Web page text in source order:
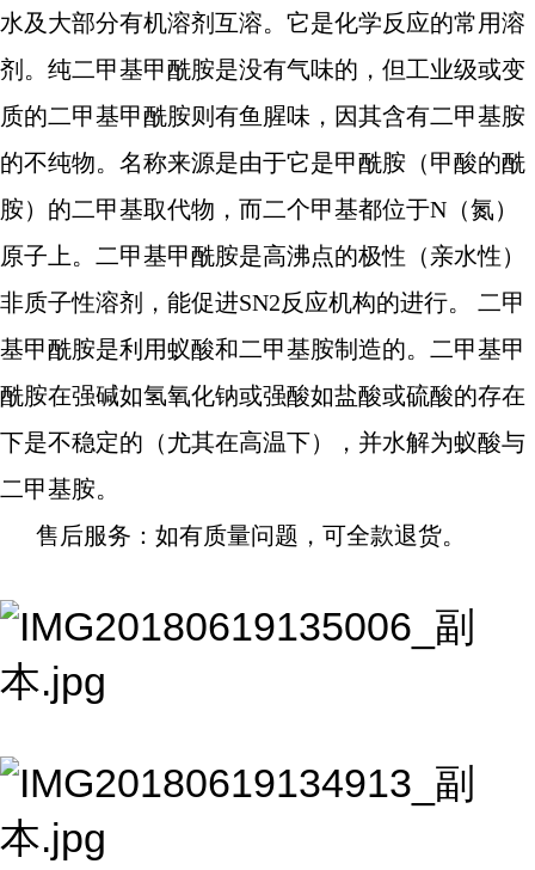
水及大部分有机溶剂互溶。它是化学反应的常用溶
剂。纯二甲基甲酰胺是没有气味的，但工业级或变
质的二甲基甲酰胺则有鱼腥味，因其含有二甲基胺
的不纯物。名称来源是由于它是甲酰胺（甲酸的酰
胺）的二甲基取代物，而二个甲基都位于N（氮）
原子上。二甲基甲酰胺是高沸点的极性（亲水性）
非质子性溶剂，能促进SN2反应机构的进行。 二甲
基甲酰胺是利用蚁酸和二甲基胺制造的。二甲基甲
酰胺在强碱如氢氧化钠或强酸如盐酸或硫酸的存在
下是不稳定的（尤其在高温下），并水解为蚁酸与
二甲基胺。
售后服务：如有质量问题，可全款退货。